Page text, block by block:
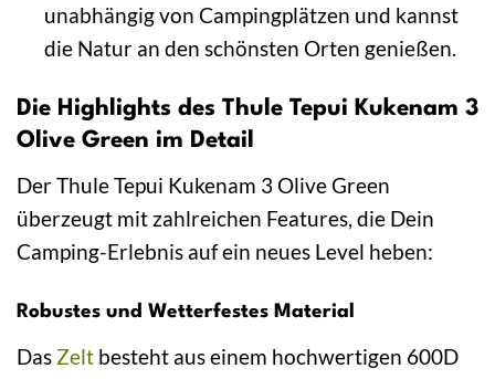
unabhängig von Campingplätzen und kannst
die Natur an den schönsten Orten genießen.
Die Highlights des Thule Tepui Kukenam 3
Olive Green im Detail
Der Thule Tepui Kukenam 3 Olive Green
überzeugt mit zahlreichen Features, die Dein
Camping-Erlebnis auf ein neues Level heben:
Robustes und Wetterfestes Material
Das Zelt besteht aus einem hochwertigen 600D